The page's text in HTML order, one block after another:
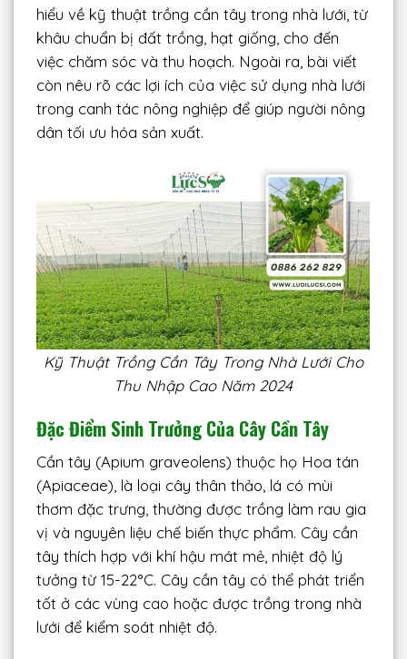
hiểu về kỹ thuật trồng cần tây trong nhà lưới, từ
khâu chuẩn bị đất trồng, hạt giống, cho đến
việc chăm sóc và thu hoạch. Ngoài ra, bài viết
còn nêu rõ các lợi ích của việc sử dụng nhà lưới
trong canh tác nông nghiệp để giúp người nông
dân tối ưu hóa sản xuất.
Kỹ Thuật Trồng Cần Tây Trong Nhà Lưới Cho
Thu Nhập Cao Năm 2024
Đặc Điểm Sinh Trưởng Của Cây Cần Tây
Cần tây (Apium graveolens) thuộc họ Hoa tán
(Apiaceae), là loại cây thân thảo, lá có mùi
thơm đặc trưng, thường được trồng làm rau gia
vị và nguyên liệu chế biến thực phẩm. Cây cần
tây thích hợp với khí hậu mát mẻ, nhiệt độ lý
tưởng từ 15-22°C. Cây cần tây có thể phát triển
tốt ở các vùng cao hoặc được trồng trong nhà
lưới để kiểm soát nhiệt độ.